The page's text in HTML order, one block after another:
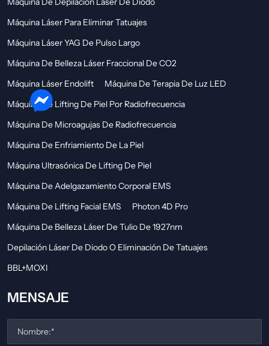
Máquina Láser Para Eliminar Tatuajes
Máquina Láser YAG De Pulso Largo
Máquina De Belleza Láser Fraccional De CO2
Máquina Láser Endolift
Máquina De Terapia De Luz LED
Máquina De Lifting De Piel Por Radiofrecuencia
Máquina De Microagujas De Radiofrecuencia
Máquina De Enfriamiento De La Piel
Máquina Ultrasónica De Lifting De Piel
Máquina De Adelgazamiento Corporal EMS
Máquina De Lifting Facial EMS
Photon 4D Pro
Máquina De Belleza Láser De Tulio De 1927nm
Depilación Láser De Diodo O Eliminación De Tatuajes
BBL+MOXI
MENSAJE